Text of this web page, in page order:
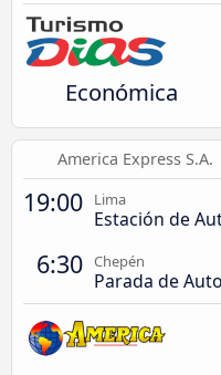
Económica
America Express S.A.
19:00 Lima
Estación de
6:30 Chepén
Parada de